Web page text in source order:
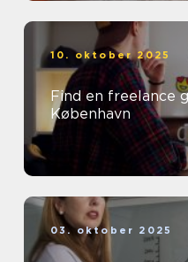
10. oktober 2025
Find en freelance
København
03. oktober 2025